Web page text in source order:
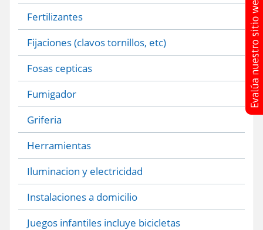
Fertilizantes
Fijaciones (clavos tornillos, etc)
Fosas cepticas
Fumigador
Griferia
Herramientas
Iluminacion y electricidad
Instalaciones a domicilio
Juegos infantiles incluye bicicletas